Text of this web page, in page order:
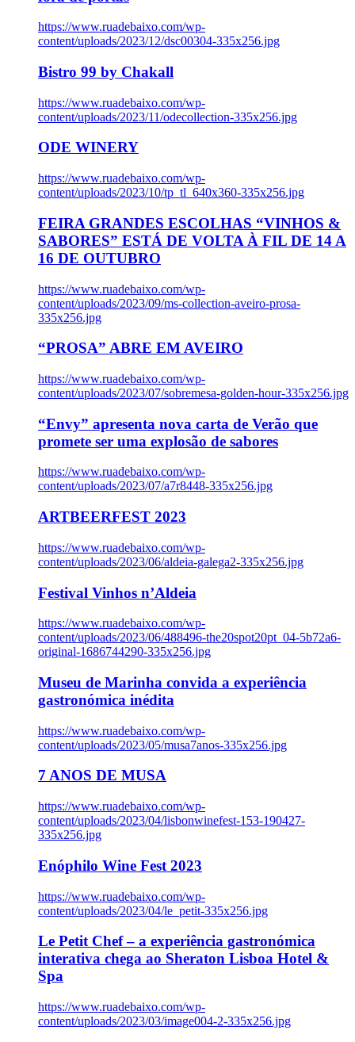
https://www.ruadebaixo.com/wp-
content/uploads/2023/12/dsc00304-335x256.jpg
Bistro 99 by Chakall
https://www.ruadebaixo.com/wp-
content/uploads/2023/11/odecollection-335x256.jpg
ODE WINERY
https://www.ruadebaixo.com/wp-
content/uploads/2023/10/tp_tl_640x360-335x256.jpg
FEIRA GRANDES ESCOLHAS “VINHOS &
SABORES” ESTÁ DE VOLTA À FIL DE 14 A
16 DE OUTUBRO
https://www.ruadebaixo.com/wp-
content/uploads/2023/09/ms-collection-aveiro-prosa-
335x256.jpg
“PROSA” ABRE EM AVEIRO
https://www.ruadebaixo.com/wp-
content/uploads/2023/07/sobremesa-golden-hour-335x256.jpg
“Envy” apresenta nova carta de Verão que
promete ser uma explosão de sabores
https://www.ruadebaixo.com/wp-
content/uploads/2023/07/a7r8448-335x256.jpg
ARTBEERFEST 2023
https://www.ruadebaixo.com/wp-
content/uploads/2023/06/aldeia-galega2-335x256.jpg
Festival Vinhos n’Aldeia
https://www.ruadebaixo.com/wp-
content/uploads/2023/06/488496-the20spot20pt_04-5b72a6-
original-1686744290-335x256.jpg
Museu de Marinha convida a experiência
gastronómica inédita
https://www.ruadebaixo.com/wp-
content/uploads/2023/05/musa7anos-335x256.jpg
7 ANOS DE MUSA
https://www.ruadebaixo.com/wp-
content/uploads/2023/04/lisbonwinefest-153-190427-
335x256.jpg
Enóphilo Wine Fest 2023
https://www.ruadebaixo.com/wp-
content/uploads/2023/04/le_petit-335x256.jpg
Le Petit Chef – a experiência gastronómica
interativa chega ao Sheraton Lisboa Hotel &
Spa
https://www.ruadebaixo.com/wp-
content/uploads/2023/03/image004-2-335x256.jpg